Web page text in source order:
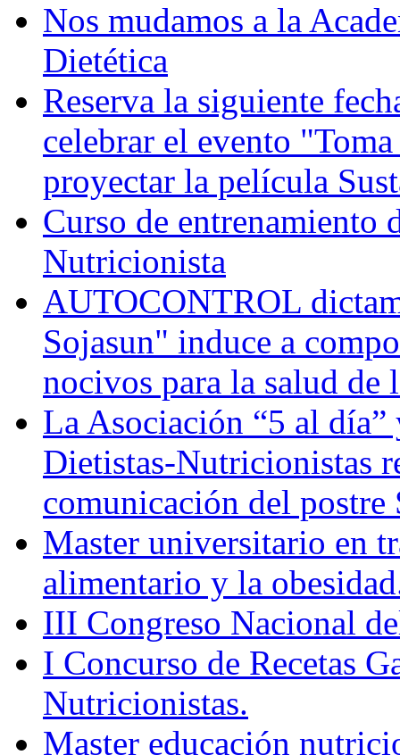
Nos mudamos a la
Dietética
Reserva la siguiente
celebrar el evento
proyectar la película
Curso de
Nutricionista
AUTOCONTROL
Sojasun" induce a
nocivos para la salud de
La Asociación “5 al
Dietistas-Nutricionistas
comunicación del postre
Master universitario en
alimentario y la
III Congreso Nacional
I Concurso de Recetas
Nutricionistas.
Master educación